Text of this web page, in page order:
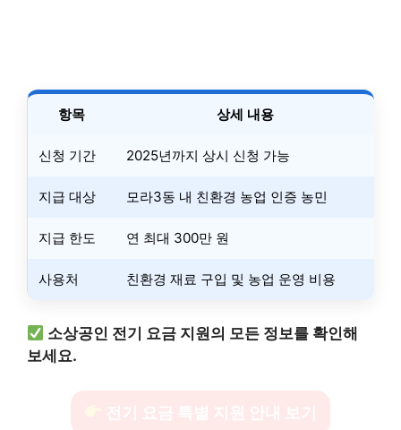
항목 상세 내용
신청 기간 2025년까지 상시 신청 가능
지급 대상 모라3동 내 친환경 농업 인증 농민
지급 한도 연 최대 300만 원
사용처 친환경 재료 구입 및 농업 운영 비용
소상공인 전기 요금 지원의 모든 정보를 확인해
보세요.